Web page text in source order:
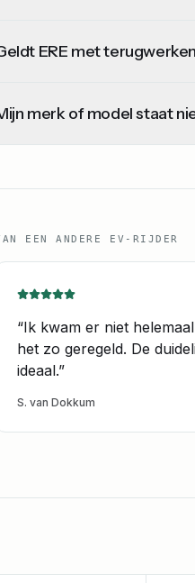
ERE met
merk of model staat
EEN ANDERE EV-RIJDER
“Ik kwam er niet
het zo geregeld. De
ideaal.”
S. van Dokkum